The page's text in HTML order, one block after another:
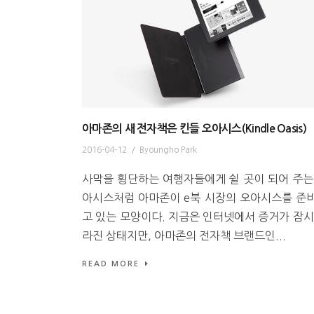
아마존의 새 전자책은 킨들 오아시스(Kindle Oasis)
2016-04-12 / Byoungho Park
사막을 횡단하는 여행자들에게 쉴 곳이 되어 주
아시스처럼 아마존이 e북 시장의 오아시스를 준
고 있는 모양이다. 지금은 인터넷에서 증거가 잠
라진 상태지만, 아마존의 전자책 브랜드인...
READ MORE